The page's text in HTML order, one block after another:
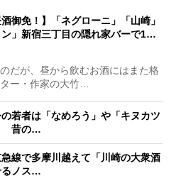
酒御免！】「ネグローニ」「山崎」
ン」新宿三丁目の隠れ家バーで1…
だが、昼から飲むお酒にはまた格
ー・作家の大竹…
若者は「なめろう」や「キヌカツ
昔の…
急線で多摩川越えて「川崎の大衆酒
るノス…